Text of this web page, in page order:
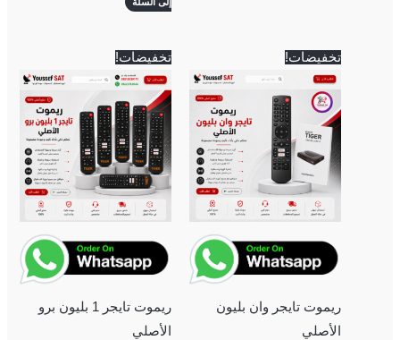
تخفيضات!
ريموت تايجر وان بليون
الأصلي
السعر
الأصلي
هو:
750 EGP.
هو:
700 EGP.
تخفيضات!
ريموت تايجر 1 بليون برو
الأصلي
السعر
الأصلي
هو:
750 EGP.
هو:
700 EGP.